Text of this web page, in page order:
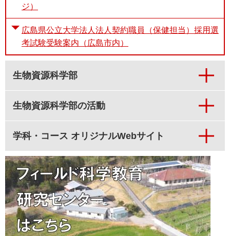
ジ）
広島県公立大学法人法人契約職員（保健担当）採用選
考試験受験案内（広島市内）
生物資源科学部
生物資源科学部の活動
学科・コース オリジナルWebサイト